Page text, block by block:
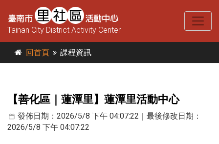
Tainan City District Activity Center
回首頁 課程資訊
【善化區｜蓮潭里】蓮潭里活動中心
發佈日期：2026/5/8 下午 04:07:22｜最後修改日期：
2026/5/8 下午 04:07:22